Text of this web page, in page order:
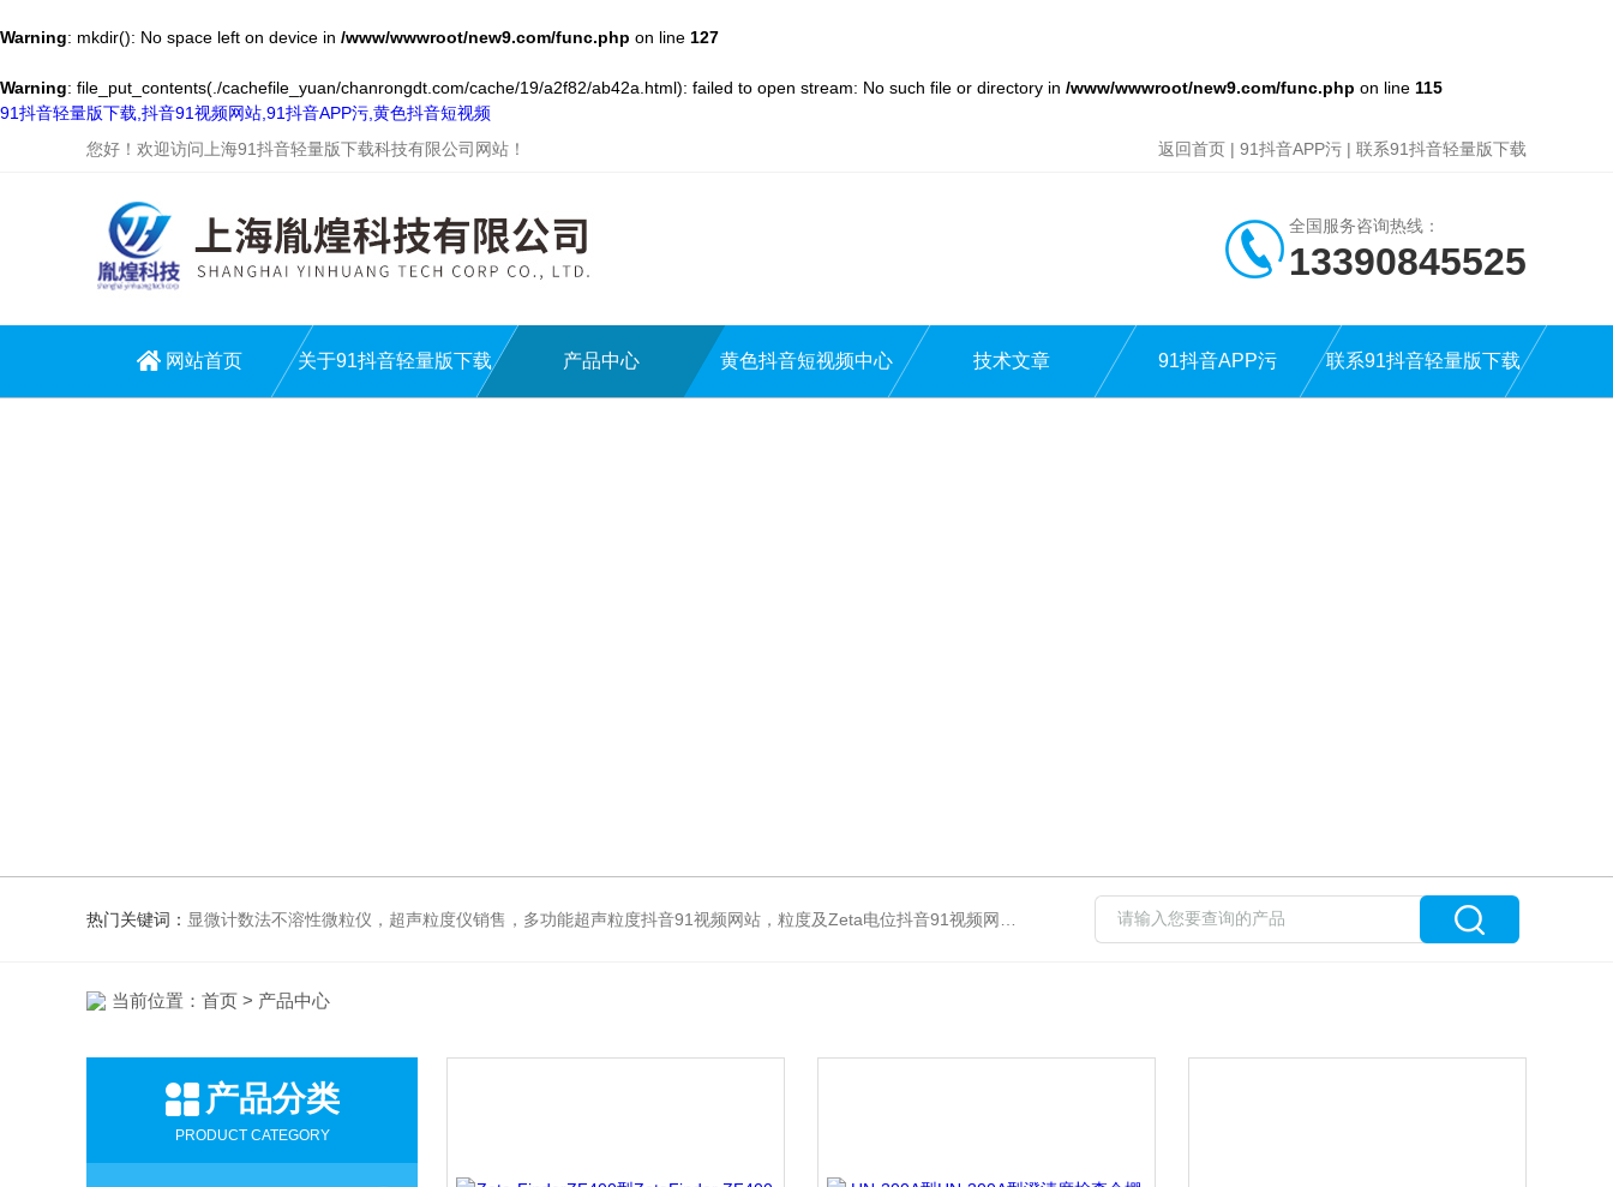
Warning: mkdir(): No space left on device in /www/wwwroot/new9.com/func.php on line 127
Warning: file_put_contents(./cachefile_yuan/chanrongdt.com/cache/19/a2f82/ab42a.html): failed to open stream: No such file or directory in /www/wwwroot/new9.com/func.php on line 115
91抖音轻量版下载,抖音91视频网站,91抖音APP污,黄色抖音短视频
您好！欢迎访问上海91抖音轻量版下载科技有限公司网站！
返回首页 | 91抖音APP污 | 联系91抖音轻量版下载
全国服务咨询热线：
13390845525
网站首页 关于91抖音轻量版下载 产品中心 黄色抖音短视频中心 技术文章 91抖音APP污 联系91抖音轻量版下载
热门关键词： 显微计数法不溶性微粒仪，超声粒度仪销售，多功能超声粒度抖音91视频网站，粒度及Zeta电位抖音91视频网站，超声波粒度仪，澄清度检查专用伞棚灯，伞棚灯，超声粒度仪超声电位抖音91视频网站
当前位置： 首页 > 产品中心
产品分类
PRODUCT CATEGORY